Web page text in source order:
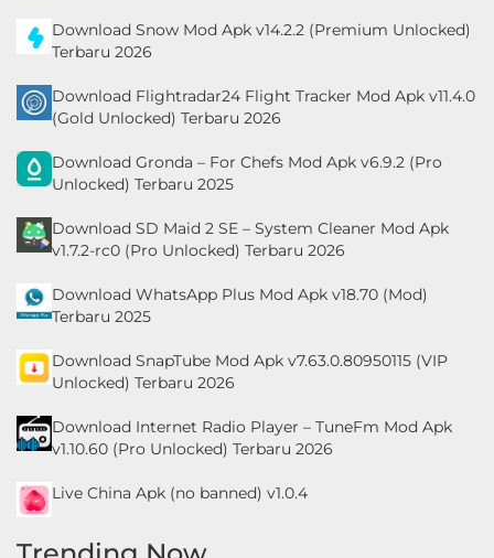
Download Snow Mod Apk v14.2.2 (Premium Unlocked)
Terbaru 2026
Download Flightradar24 Flight Tracker Mod Apk v11.4.0
(Gold Unlocked) Terbaru 2026
Download Gronda – For Chefs Mod Apk v6.9.2 (Pro
Unlocked) Terbaru 2025
Download SD Maid 2 SE – System Cleaner Mod Apk
v1.7.2-rc0 (Pro Unlocked) Terbaru 2026
Download WhatsApp Plus Mod Apk v18.70 (Mod)
Terbaru 2025
Download SnapTube Mod Apk v7.63.0.80950115 (VIP
Unlocked) Terbaru 2026
Download Internet Radio Player – TuneFm Mod Apk
v1.10.60 (Pro Unlocked) Terbaru 2026
Live China Apk (no banned) v1.0.4